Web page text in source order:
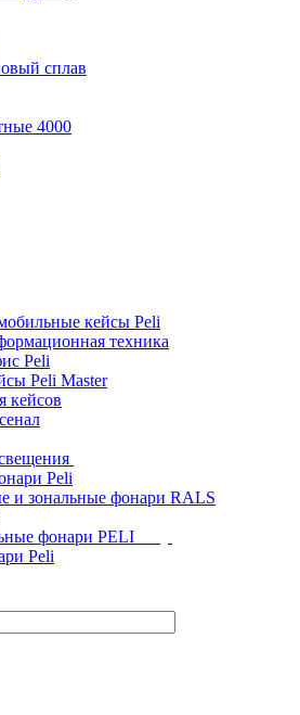
сплав
4000
кейсы Peli
техника
Peli
Peli Master
кейсов
Peli
и зональные фонари RALS
фонари PELI
Peli